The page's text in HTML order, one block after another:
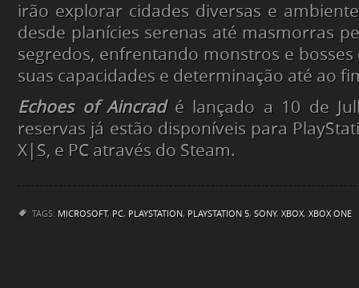
irão explorar cidades diversas e
desde planícies serenas até masmorras
segredos, enfrentando monstros e
suas capacidades e determinação até ao
Echoes of Aincrad é lançado a 10 de
reservas já estão disponíveis para
X|S, e PC através do Steam.
TAGS: MICROSOFT, PC, PLAYSTATION, PLAYSTATION 5, SONY, XBOX, XBOX ONE